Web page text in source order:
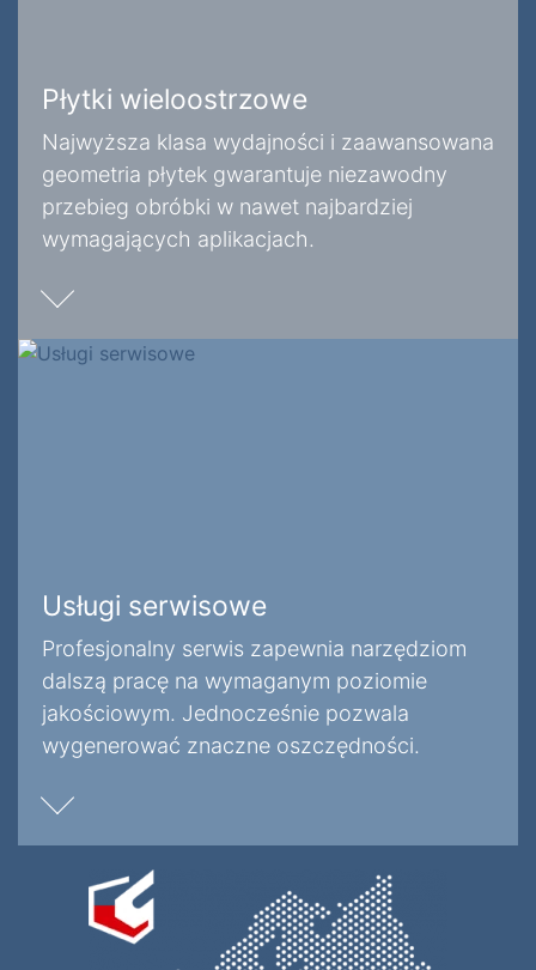
Płytki wieloostrzowe
Najwyższa klasa wydajności i zaawansowana
geometria płytek gwarantuje niezawodny
przebieg obróbki w nawet najbardziej
wymagających aplikacjach.
Usługi serwisowe
Profesjonalny serwis zapewnia narzędziom
dalszą pracę na wymaganym poziomie
jakościowym. Jednocześnie pozwala
wygenerować znaczne oszczędności.